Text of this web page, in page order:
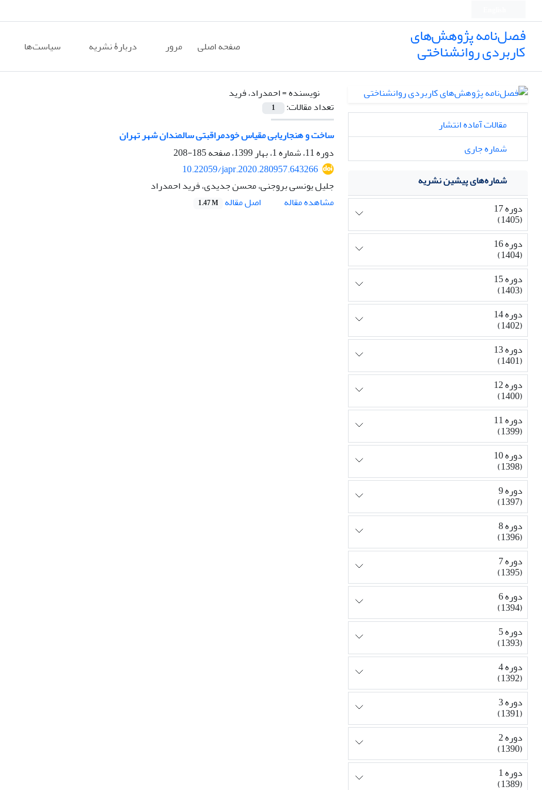
فصل‌نامه پژوهش‌های
کاربردی روانشناختی صفحه اصلی مرور دربارۀ نشریه سیاست‌ها
نویسنده =احمدراد، فرید
تعداد مقالات:
1
ساخت و هنجاریابی مقیاس خودمراقبتی سالمندان شهر تهران
دوره 11، شماره 1، بهار 1399، صفحه
185-208
10.22059/japr.2020.280957.643266
جلیل یونسی بروجنی، محسن جدیدی، فرید احمدراد
مشاهده مقاله
اصل مقاله 1.47 M
مقالات آماده انتشار
شماره جاری
شماره‌های پیشین نشریه
دوره 17
(1405)
دوره 16
(1404)
دوره 15
(1403)
دوره 14
(1402)
دوره 13
(1401)
دوره 12
(1400)
دوره 11
(1399)
دوره 10
(1398)
دوره 9
(1397)
دوره 8
(1396)
دوره 7
(1395)
دوره 6
(1394)
دوره 5
(1393)
دوره 4
(1392)
دوره 3
(1391)
دوره 2
(1390)
دوره 1
(1389)